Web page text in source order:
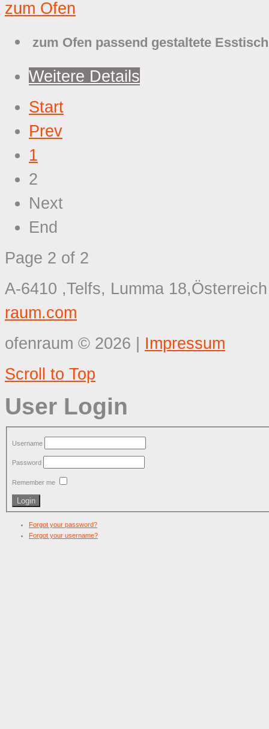
zum Ofen passend gestaltete
Weitere Details
Start
Prev
1
2
Next
End
Page 2 of 2
A-6410 ,Telfs, Lumma 18,Österreich
raum.com
ofenraum © 2026
Impressum
Scroll to Top
User Login
Username
Password
Remember me
Forgot your password?
Forgot your username?